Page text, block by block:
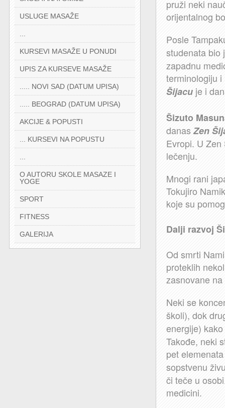
USLUGE MASAŽE
KURSEVI MASAŽE U PONUDI
UPIS ZA KURSEVE MASAŽE
..... NOVI SAD (DATUM UPISA)
..... BEOGRAD (DATUM UPISA)
AKCIJE & POPUSTI
... KURSEVI NA POPUSTU
O AUTORU SKOLE MASAZE I
YOGE
SPORT
FITNESS
GALERIJA
pruži neki
orijentalnog
Posle
studenata bio
zapadnu
terminologiju
Šijacuje i
Šizuto
danas Zen
Evropi. U
lečenju.
Mnogi rani
Tokujiro
koje su
Dalji razvoj
Od smrti
proteklih
zasnovane
Neki se
školi), dok
energije)
Takođe, neki
pet
sopstvenu
či teče u
medicini.